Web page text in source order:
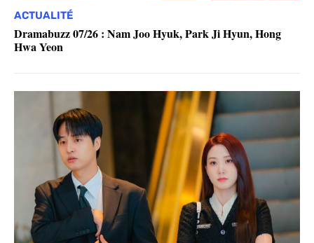
ACTUALITÉ
Dramabuzz 07/26 : Nam Joo Hyuk, Park Ji Hyun, Hong
Hwa Yeon